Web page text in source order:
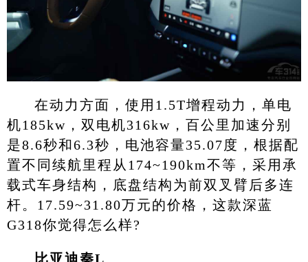
在动力方面，使用1.5T增程动力，单电
机185kw，双电机316kw，百公里加速分别
是8.6秒和6.3秒，电池容量35.07度，根据配
置不同续航里程从174~190km不等，采用承
载式车身结构，底盘结构为前双叉臂后多连
杆。17.59~31.80万元的价格，这款深蓝
G318你觉得怎么样?
比亚迪秦L